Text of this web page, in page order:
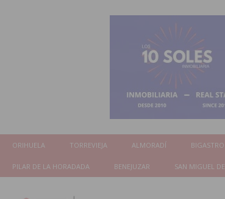
ORIHUELA TORREVIEJA ALMORADÍ BIGASTRO
PILAR DE LA HORADADA BENEJUZAR SAN MIGUEL